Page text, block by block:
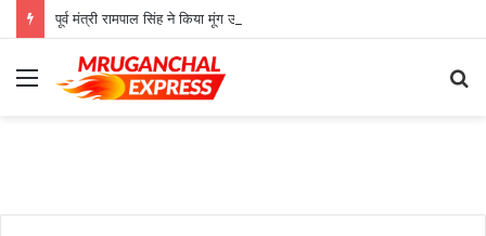
पूर्व मंत्री रामपाल सिंह ने किया मूंग उपार्जन केंद्र का औचक निरीक्षण
Menu